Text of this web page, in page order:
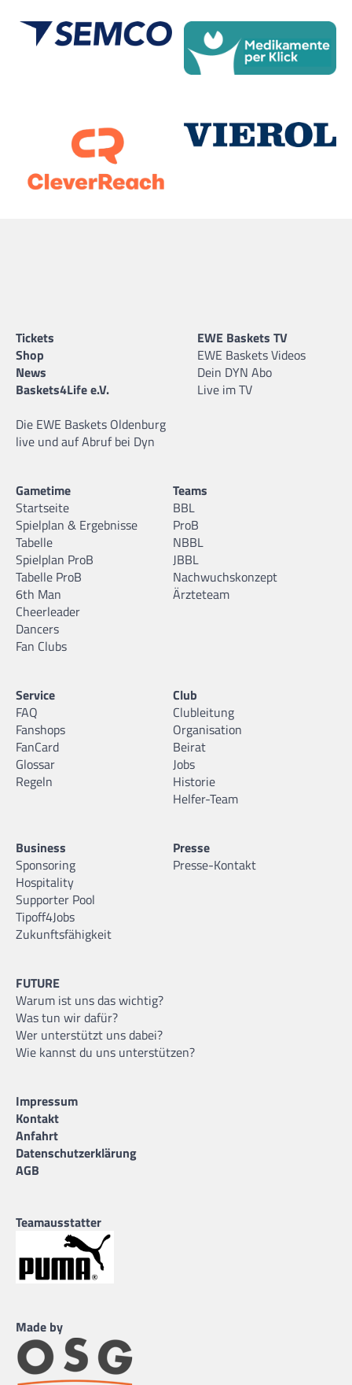
Tickets
Shop
News
Baskets4Life e.V.
Die EWE Baskets Oldenburg
live und auf Abruf bei Dyn
EWE Baskets TV
EWE Baskets Videos
Dein DYN Abo
Live im TV
Gametime
Startseite
Spielplan & Ergebnisse
Tabelle
Spielplan ProB
Tabelle ProB
6th Man
Cheerleader
Dancers
Fan Clubs
Teams
BBL
ProB
NBBL
JBBL
Nachwuchskonzept
Ärzteteam
Service
FAQ
Fanshops
FanCard
Glossar
Regeln
Club
Clubleitung
Organisation
Beirat
Jobs
Historie
Helfer-Team
Business
Sponsoring
Hospitality
Supporter Pool
Tipoff4Jobs
Zukunftsfähigkeit
Presse
Presse-Kontakt
FUTURE
Warum ist uns das wichtig?
Was tun wir dafür?
Wer unterstützt uns dabei?
Wie kannst du uns unterstützen?
Impressum
Kontakt
Anfahrt
Datenschutzerklärung
AGB
Teamausstatter
Made by